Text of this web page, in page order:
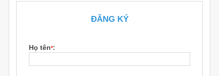
ĐĂNG KÝ
Họ tên*: